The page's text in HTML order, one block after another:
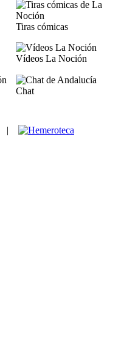
Tiras cómicas
Vídeos La Noción
Chat
|